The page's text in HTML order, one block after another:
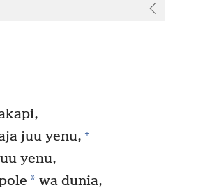
juu yenu, +
yenu,
*wa dunia,